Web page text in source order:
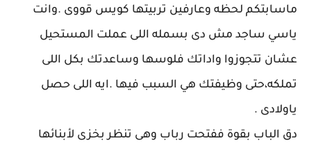
ماسابتكم لحظه وعارفين تربيتها كويس قووى .وانت
ياسي ساجد مش دى بسمله اللى عملت المستحيل
عشان تتجوزوا واداتك فلوسها وساعدتك بكل اللى
تملكه،حتى وظيفتك هي السبب فيها .ايه اللى حصل
ياولادى .
دق الباب بقوة ففتحت رباب وهى تنظر بخزى لأبنائها